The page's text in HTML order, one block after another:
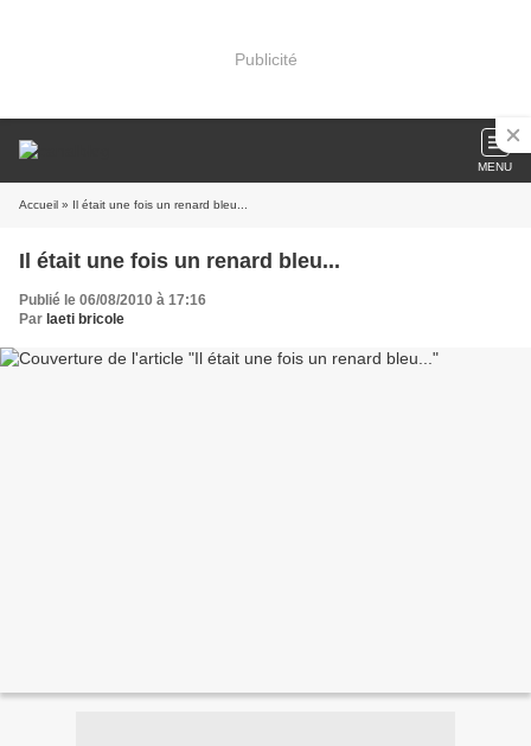
Publicité
MENU
Accueil » Il était une fois un renard bleu...
Il était une fois un renard bleu...
Publié le 06/08/2010 à 17:16
Par laeti bricole